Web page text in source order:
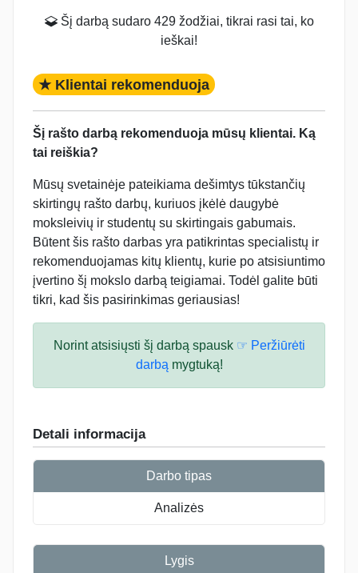
Šį darbą sudaro 429 žodžiai, tikrai rasi tai, ko
ieškai!
★ Klientai rekomenduoja
Šį rašto darbą rekomenduoja mūsų klientai. Ką
tai reiškia?
Mūsų svetainėje pateikiama dešimtys tūkstančių
skirtingų rašto darbų, kuriuos įkėlė daugybė
moksleivių ir studentų su skirtingais gabumais.
Būtent šis rašto darbas yra patikrintas specialistų ir
rekomenduojamas kitų klientų, kurie po atsisiuntimo
įvertino šį mokslo darbą teigiamai. Todėl galite būti
tikri, kad šis pasirinkimas geriausias!
Norint atsisiųsti šį darbą spausk ☞ Peržiūrėti
darbą mygtuką!
Detali informacija
Darbo tipas
Analizės
Lygis